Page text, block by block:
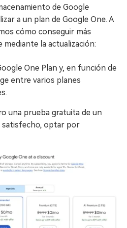
de Google
a un plan de Google One. A
cómo conseguir más
mediante la actualización:
One Plan y, en función de
entre varios planes
una prueba gratuita de un
satisfecho, optar por